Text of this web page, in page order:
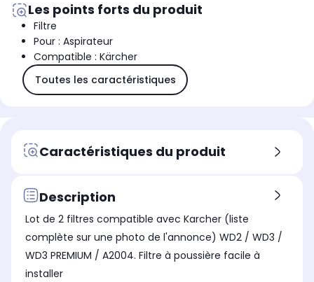
Les points forts du produit
Filtre
Pour : Aspirateur
Compatible : Kärcher
Toutes les caractéristiques
Caractéristiques du produit
Description
Lot de 2 filtres compatible avec Karcher (liste
complète sur une photo de l'annonce) WD2 / WD3 /
WD3 PREMIUM / A2004. Filtre à poussière facile à
installer